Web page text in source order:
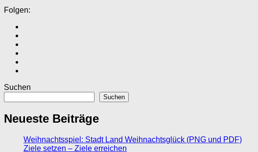
Folgen:
Suchen
Suchen
Neueste Beiträge
Weihnachtsspiel: Stadt Land Weihnachtsglück (PNG und PDF)
Ziele setzen – Ziele erreichen